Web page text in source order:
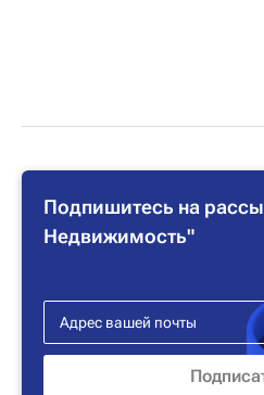
Подпишитесь на
Недвижимость"